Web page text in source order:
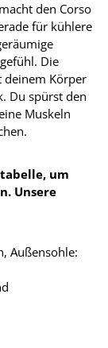
den Corso
für kühlere
Die
deinem Körper
Du spürst den
Muskeln
um
Unsere
Außensohle: